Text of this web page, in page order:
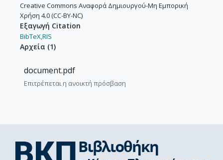
Creative Commons Αναφορά Δημιουργού-Μη Εμπορική
Χρήση 4.0 (CC-BY-NC)
Εξαγωγή Citation
BibTeX,RIS
Αρχεία (1)
document.pdf
Επιτρέπεται η ανοικτή πρόσβαση